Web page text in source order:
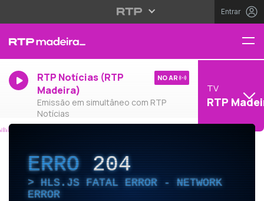
Entrar
RTP Notícias (RTP
Madeira)
Emissão em simultâneo com RTP
Notícias
NO AR
TV
RTP
ERRO204
HLS.JS FATAL ERROR - NETWORK
ERROR